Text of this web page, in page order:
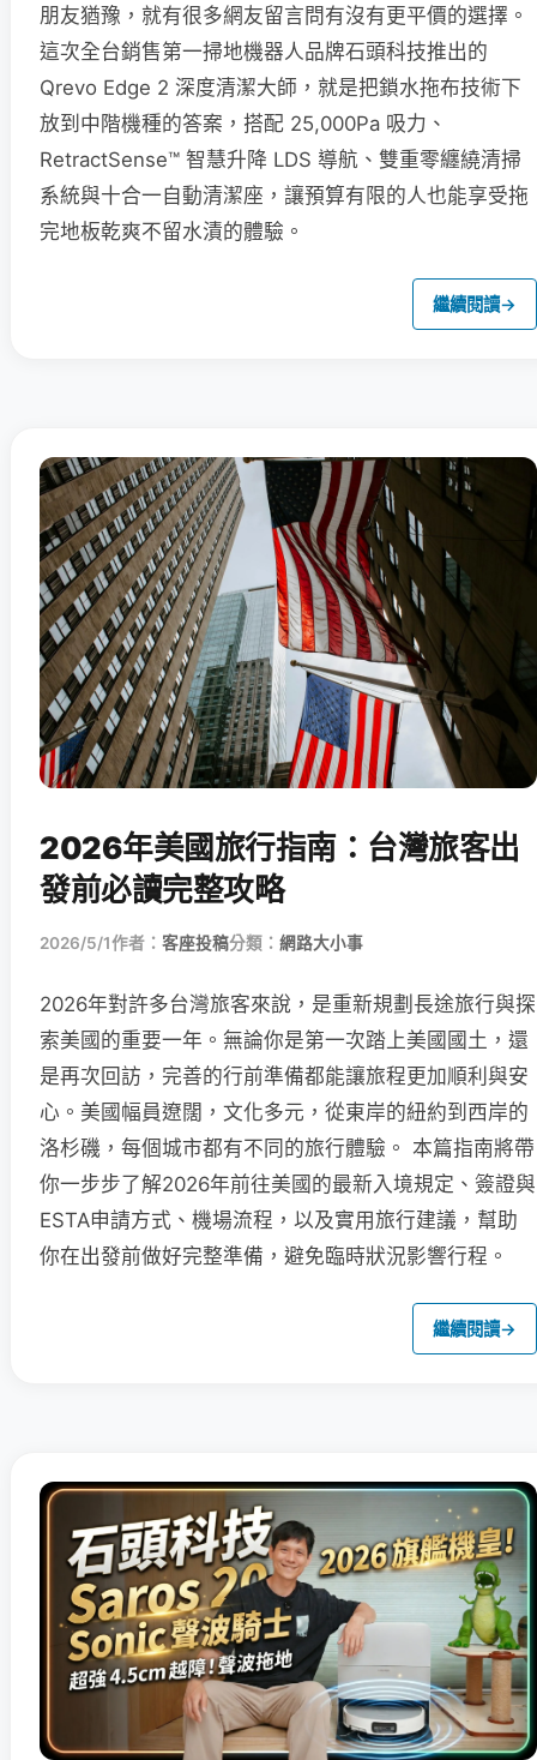
朋友猶豫，就有很多網友留言問有沒有更平價的選擇。
這次全台銷售第一掃地機器人品牌石頭科技推出的
Qrevo Edge 2 深度清潔大師，就是把鎖水拖布技術下
放到中階機種的答案，搭配 25,000Pa 吸力、
RetractSense™ 智慧升降 LDS 導航、雙重零纏繞清掃
系統與十合一自動清潔座，讓預算有限的人也能享受拖
完地板乾爽不留水漬的體驗。
繼續閱讀→
2026年美國旅行指南：台灣旅客出
發前必讀完整攻略
2026/5/1作者： 客座投稿分類： 網路大小事
2026年對許多台灣旅客來說，是重新規劃長途旅行與探
索美國的重要一年。無論你是第一次踏上美國國土，還
是再次回訪，完善的行前準備都能讓旅程更加順利與安
心。美國幅員遼闊，文化多元，從東岸的紐約到西岸的
洛杉磯，每個城市都有不同的旅行體驗。 本篇指南將帶
你一步步了解2026年前往美國的最新入境規定、簽證與
ESTA申請方式、機場流程，以及實用旅行建議，幫助
你在出發前做好完整準備，避免臨時狀況影響行程。
繼續閱讀→